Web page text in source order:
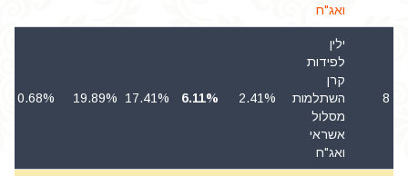
ואג"ח
8
ילין
לפידות
קרן
השתלמות
מסלול
אשראי
ואג"ח
2.41%
6.11%
17.41%
19.89%
0.68%